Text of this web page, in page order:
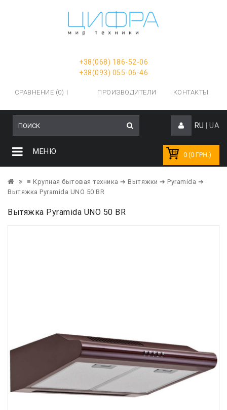
+38(068) 186-52-06
+38(093) 055-06-46
СРАВНЕНИЕ (0) ПРОИЗВОДИТЕЛИ КОНТАКТЫ
RU UA
0 (0 ГРН.)
МЕНЮ
≡ Крупная бытовая техника ➔ Вытяжки ➔ Pyramida ➔
Вытяжка Pyramida UNO 50 BR
Вытяжка Pyramida UNO 50 BR